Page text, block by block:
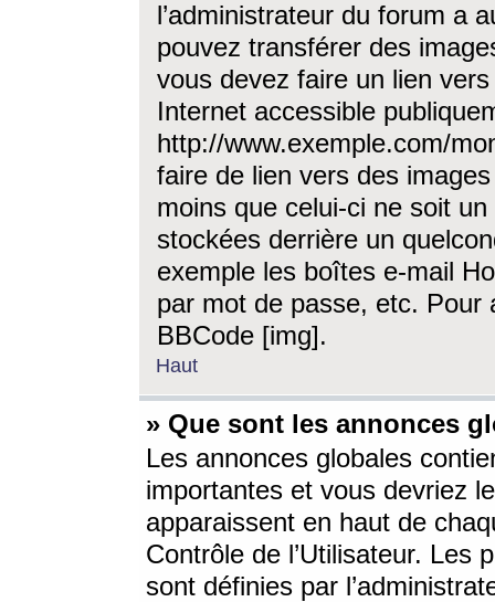
l’administrateur du forum a
pouvez transférer des
vous devez faire un lien
Internet accessible
http://www.exemple.com/
faire de lien vers des
moins que celui-ci ne soit
stockées derrière un
exemple les boîtes e-mail
par mot de passe, etc. Pour
BBCode [img].
Haut
» Que sont les annonces
Les annonces globales
importantes et vous devriez
apparaissent en haut de
Contrôle de l’Utilisateur. Les
sont définies par